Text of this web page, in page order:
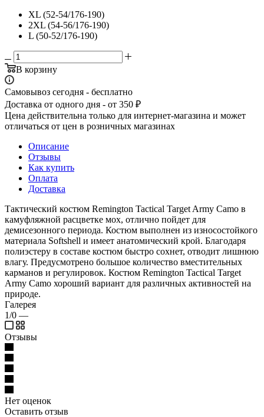
XL (52-54/176-190)
2XL (54-56/176-190)
L (50-52/176-190)
В корзину
Самовывоз сегодня - бесплатно
Доставка от одного дня - от 350 ₽
Цена действительна только для интернет-магазина и может
отличаться от цен в розничных магазинах
Описание
Отзывы
Как купить
Оплата
Доставка
Тактический костюм Remington Tactical Target Army Camo в
камуфляжной расцветке мох, отлично пойдет для
демисезонного периода. Костюм выполнен из износостойкого
материала Softshell и имеет анатомический крой. Благодаря
полиэстеру в составе костюм быстро сохнет, отводит лишнюю
влагу. Предусмотрено большое количество вместительных
карманов и регулировок. Костюм Remington Tactical Target
Army Camo хороший вариант для различных активностей на
природе.
Галерея
1/0 —
Отзывы
Нет оценок
Оставить отзыв